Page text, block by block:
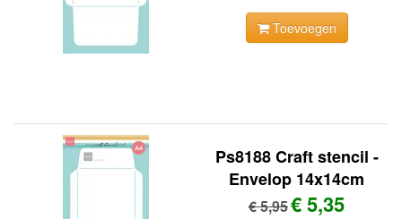
Toevoegen
Ps8188 Craft stencil -
Envelop 14x14cm
€ 5,95€ 5,35